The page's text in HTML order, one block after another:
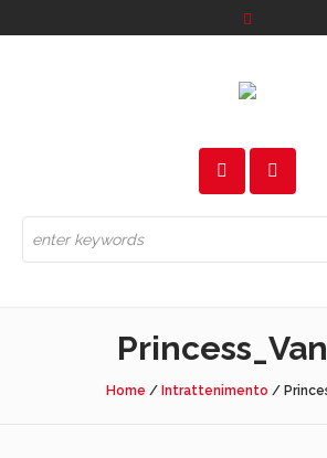
Home / Intrattenimento /